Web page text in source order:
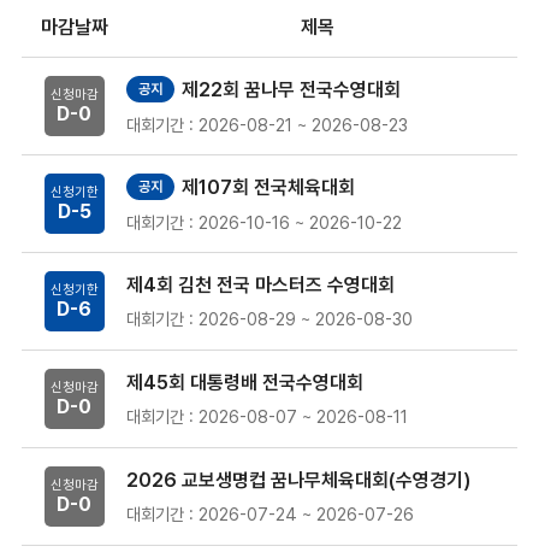
마감날짜 제목
신청마감
D-0
공지 제22회 꿈나무 전국수영대회
대회기간 : 2026-08-21 ~ 2026-08-23
신청기한
D-5
공지 제107회 전국체육대회
대회기간 : 2026-10-16 ~ 2026-10-22
신청기한
D-6
제4회 김천 전국 마스터즈 수영대회
대회기간 : 2026-08-29 ~ 2026-08-30
신청마감
D-0
제45회 대통령배 전국수영대회
대회기간 : 2026-08-07 ~ 2026-08-11
신청마감
D-0
2026 교보생명컵 꿈나무체육대회(수영경기)
대회기간 : 2026-07-24 ~ 2026-07-26